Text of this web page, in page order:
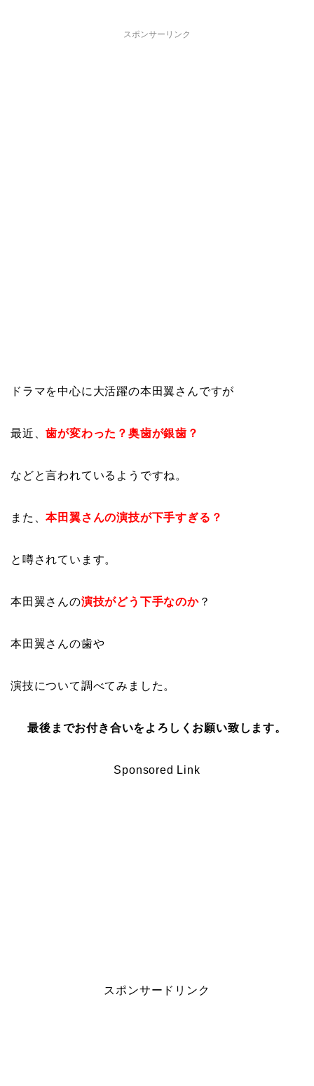
スポンサーリンク
ドラマを中心に大活躍の本田翼さんですが
最近、歯が変わった？奥歯が銀歯？
などと言われているようですね。
また、本田翼さんの演技が下手すぎる？
と噂されています。
本田翼さんの演技がどう下手なのか？
本田翼さんの歯や
演技について調べてみました。
最後までお付き合いをよろしくお願い致します。
Sponsored Link
スポンサードリンク